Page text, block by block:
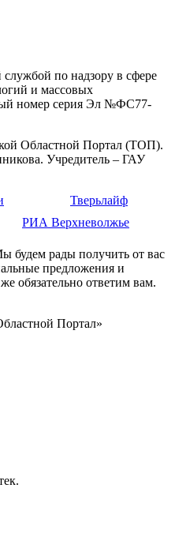
по надзору в сфере
и массовых
номер серия Эл №ФС77-
Областной Портал (ТОП).
Учредитель – ГАУ
Тверьлайф
РИА Верхневолжье
будем рады получить от вас
предложения и
обязательно ответим вам.
Портал»